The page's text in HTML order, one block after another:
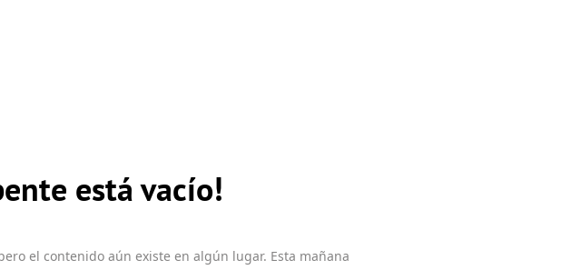
está vacío!
el contenido aún existe en algún lugar. Esta mañana